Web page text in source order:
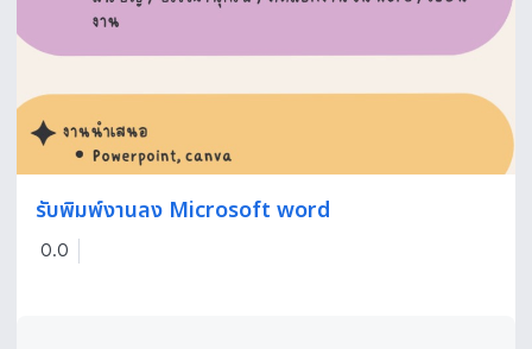
รับพิมพ์งานลง Microsoft word
0.0